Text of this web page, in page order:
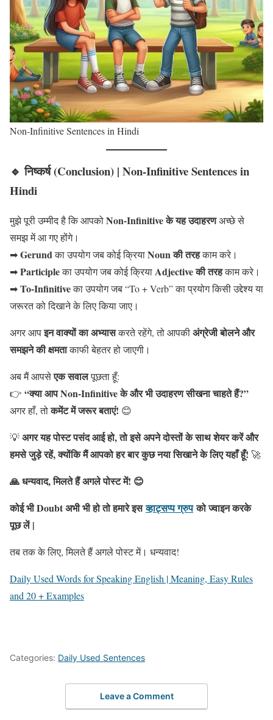
Non-Infinitive Sentences in Hindi
🔹 निष्कर्ष (Conclusion) | Non-Infinitive Sentences in
Hindi
मुझे पूरी उम्मीद है कि आपकोNon-Infinitive के यह उदाहरणअच्छे से
समझ में आ गए होंगे।
➡Gerundका उपयोग जब कोई क्रियाNoun की तरहकाम करे।
➡Participleका उपयोग जब कोई क्रियाAdjective की तरहकाम करे।
➡To-Infinitiveका उपयोग जब “To + Verb” का प्रयोग किसी उद्देश्य या
जरूरत को दिखाने के लिए किया जाए।
अगर आपइन वाक्यों का अभ्यासकरते रहेंगे, तो आपकीअंग्रेजी बोलने और
समझने की क्षमताकाफी बेहतर हो जाएगी।
अब मैं आपसेएक सवालपूछता हूँ:
👉 “क्या आप Non-Infinitive के और भी उदाहरण सीखना चाहते हैं?”
अगर हाँ, तोकमेंट में जरूर बताएं! 😊
💡अगर यह पोस्ट पसंद आई हो, तो इसे अपने दोस्तों के साथ शेयर करें और
हमसे जुड़े रहें, क्योंकि मैं आपको हर बार कुछ नया सिखाने के लिए यहाँ हूँ! 🚀
🙏 धन्यवाद, मिलते हैं अगले पोस्ट में! 😊
कोई भी Doubt अभी भी हो तो हमारे इसव्हाट्सप्प ग्रुपको ज्वाइन करके
पूछ लें |
तब तक के लिए, मिलते हैं अगले पोस्ट में। धन्यवाद!
Daily Used Words for Speaking English | Meaning, Easy Rules
and 20 + Examples
Categories: Daily Used Sentences
Leave a Comment